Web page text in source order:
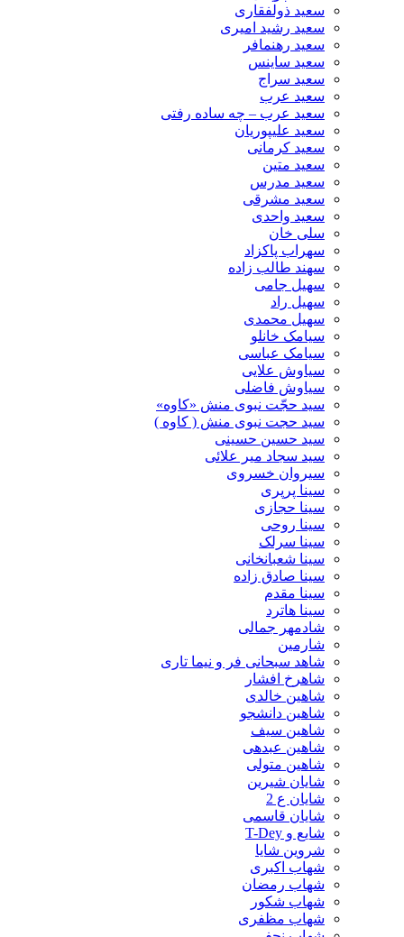
سعید ذولفقاری
سعید رشید امیری
سعید رهنمافر
سعید ساینس
سعید سراج
سعید عرب
سعید عرب – چه ساده رفتی
سعید علیپوریان
سعید کرمانی
سعید متین
سعید مدرس
سعید مشرقی
سعید واحدی
سلی خان
سهراب پاکزاد
سهند طالب زاده
سهیل جامی
سهیل راد
سهیل محمدی
سیامک خانلو
سیامک عباسی
سیاوش علایی
سیاوش فاضلی
سید حجّت نبوی منش «کاوه»
سید حجت نبوی منش ( کاوه )
سید حسین حسینى
سید سجاد میر علائی
سیروان خسروی
سینا پرپری
سینا حجازی
سینا روحی
سینا سرلک
سینا شعبانخانی
سینا صادق زاده
سینا مقدم
سینا هاترد
شادمهر جمالی
شارمین
شاهد سبحانی فر و نیما تاری
شاهرخ افشار
شاهین خالدی
شاهین دانشجو
شاهین سیف
شاهین عبدهی
شاهین متولی
شایان شیرین
شایان ع 2
شایان قاسمی
شایع و T-Dey
شروین شایا
شهاب اکبری
شهاب رمضان
شهاب شکور
شهاب مظفری